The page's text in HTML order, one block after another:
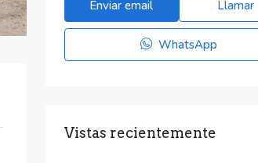
Enviar email Llamar
WhatsApp
Vistas recientemente